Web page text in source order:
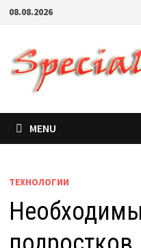
08.08.2026
MENU
ТЕХНОЛОГИИ